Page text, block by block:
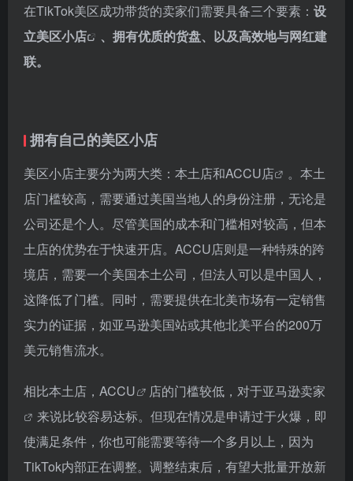
在TikTok美区成功带货的卖家们需要具备三个要素： 设
立美区小店
、拥有优质的货盘、以及高效地与网红建
联。
拥有自己的美区小店
美区小店主要分为两大类：本土店和ACCU店
。本土
店门槛较高，需要通过美国当地人的身份注册，无论是
公司还是个人。尽管美国的成本和门槛相对较高，但本
土店的优势在于快速开店。ACCU店则是一种特殊的跨
境店，需要一个美国本土公司，但法人可以是中国人，
这降低了门槛。同时，需要提供在北美市场有一定销售
实力的证据，如亚马逊美国站或其他北美平台的200万
美元销售流水。
相比本土店， ACCU 店的门槛较低，对于亚马逊卖家
来说比较容易达标。但现在情况是申请过于火爆，即
使满足条件，你也可能需要等待一个多月以上，因为
TikTok内部正在调整。调整结束后，有望大批量开放新